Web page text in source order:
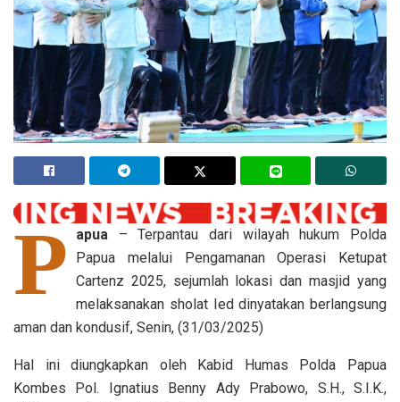
P apua – Terpantau dari wilayah hukum Polda
Papua melalui Pengamanan Operasi Ketupat
Cartenz 2025, sejumlah lokasi dan masjid yang
melaksanakan sholat Ied dinyatakan berlangsung
aman dan kondusif, Senin, (31/03/2025)
Hal ini diungkapkan oleh Kabid Humas Polda Papua
Kombes Pol. Ignatius Benny Ady Prabowo, S.H., S.I.K.,